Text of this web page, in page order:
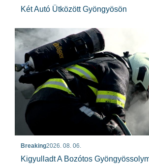
Két Autó Ütközött Gyöngyösön
Breaking2026. 08. 06.
Kigyulladt A Bozótos